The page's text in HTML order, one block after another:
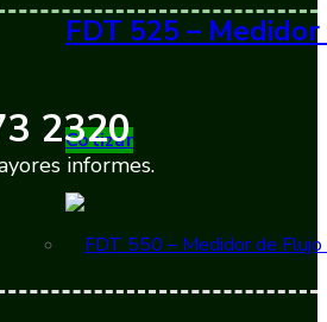
FDT 525 –
Cotizar
2320
informes.